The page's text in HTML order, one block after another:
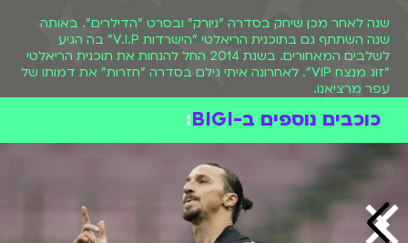
שנה לאחר מכן שיחק בסדרה "ניורק" ובסרט "הדילרים". באותה
שנה השתתף גם בתוכנית הריאלטי "הישרדות V.I.P" בה הגיע
לשלבים המאחורים. בשנת 2014 החל להנחות את תוכנית הריאלטי
"זוג מנצח VIP". לאחרונה איתי גילם בסדרה "חזרות" את דמותו של
עפר מרציאנו.
כוכבים נוספים ב-BIGI :